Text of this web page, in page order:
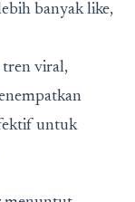
banyak like,
tren viral,
untuk